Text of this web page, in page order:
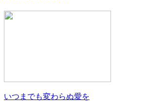
いつまでも変わらぬ愛を